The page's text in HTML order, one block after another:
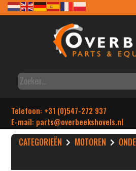
Telefoon: +31 (0)547-272 937
E-mail: parts@overbeekshovels.nl
CATEGORIEËN MOTOREN